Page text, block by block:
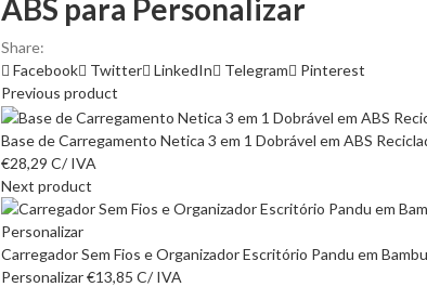
ABS para Personalizar
Share:
Facebook
Twitter LinkedIn Telegram
Pinterest
Previous product
Base de Carregamento Netica 3 em 1 Dobrável em ABS
€28,29 C/ IVA
Next product
Carregador Sem Fios e Organizador Escritório Pandu em
Personalizar€13,85 C/ IVA